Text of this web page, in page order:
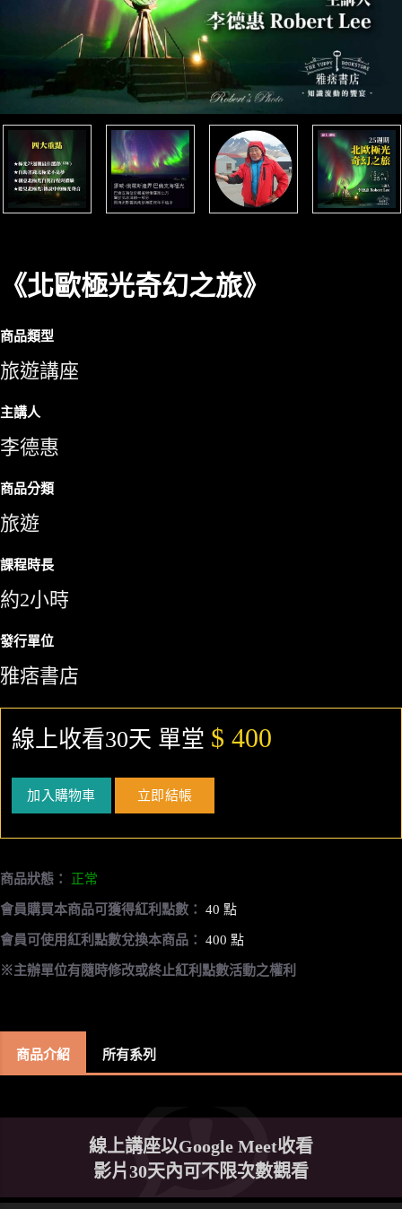
《北歐極光奇幻之旅》
商品類型
旅遊講座
主講人
李德惠
商品分類
旅遊
課程時長
約2小時
發行單位
雅痞書店
線上收看30天 單堂 $ 400
加入購物車 立即結帳
商品狀態： 正常
會員購買本商品可獲得紅利點數： 40 點
會員可使用紅利點數兌換本商品： 400 點
※主辦單位有隨時修改或終止紅利點數活動之權利
商品介紹 所有系列
線上講座以Google Meet收看
影片30天內可不限次數觀看